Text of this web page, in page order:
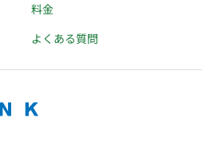
料金
よくある質問